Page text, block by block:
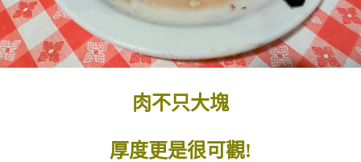
肉不只大塊
厚度更是很可觀!